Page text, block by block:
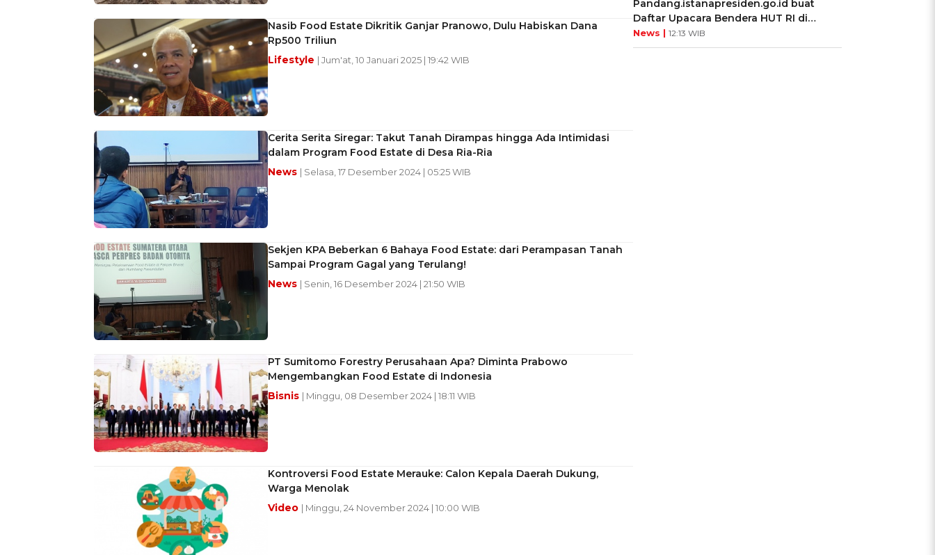
Nasib Food Estate Dikritik Ganjar Pranowo, Dulu Habiskan Dana
Rp500 Triliun
Lifestyle | Jum'at, 10 Januari 2025 | 19:42 WIB
Cerita Serita Siregar: Takut Tanah Dirampas hingga Ada Intimidasi
dalam Program Food Estate di Desa Ria-Ria
News | Selasa, 17 Desember 2024 | 05:25 WIB
Sekjen KPA Beberkan 6 Bahaya Food Estate: dari Perampasan Tanah
Sampai Program Gagal yang Terulang!
News | Senin, 16 Desember 2024 | 21:50 WIB
PT Sumitomo Forestry Perusahaan Apa? Diminta Prabowo
Mengembangkan Food Estate di Indonesia
Bisnis | Minggu, 08 Desember 2024 | 18:11 WIB
Kontroversi Food Estate Merauke: Calon Kepala Daerah Dukung,
Warga Menolak
Video | Minggu, 24 November 2024 | 10:00 WIB
Pandang.istanapresiden.go.id buat
Daftar Upacara Bendera HUT RI di
Istana Negara
News | 12:13 WIB